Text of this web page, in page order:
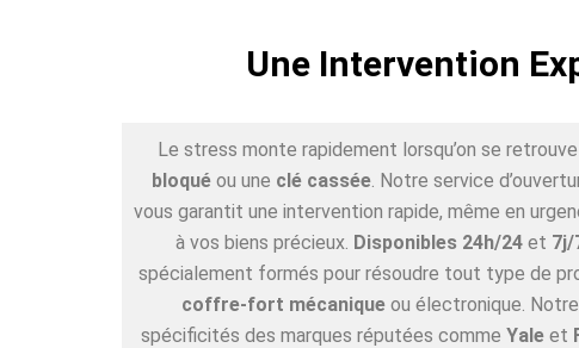
Une Intervention
Le stress monte rapidement lorsqu’on se
bloquéou une clé cassée. Notre service
vous garantit une intervention rapide, même en
à vos biens précieux. Disponibles 24h/24 et 7j/
spécialement formés pour résoudre tout type de
coffre-fort mécanique ou électronique.
spécificités des marques réputées comme Yaleet